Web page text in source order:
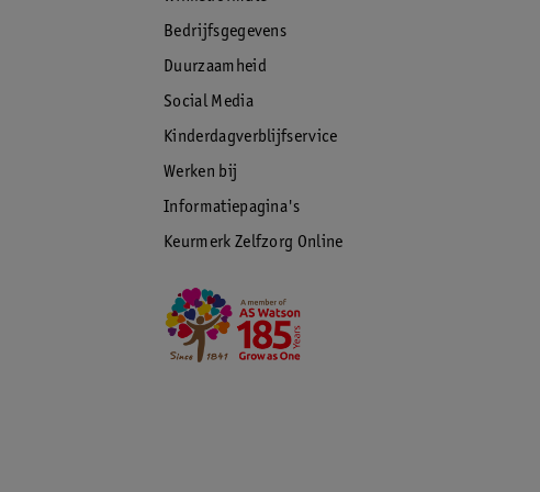
Bedrijfsgegevens
Duurzaamheid
Social Media
Kinderdagverblijfservice
Werken bij
Informatiepagina's
Keurmerk Zelfzorg Online